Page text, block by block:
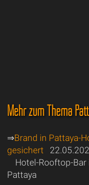
Mehr zum Thema
⇒Brand in Pattaya-
gesichert
Hotel-Rooftop-Bar
Pattaya